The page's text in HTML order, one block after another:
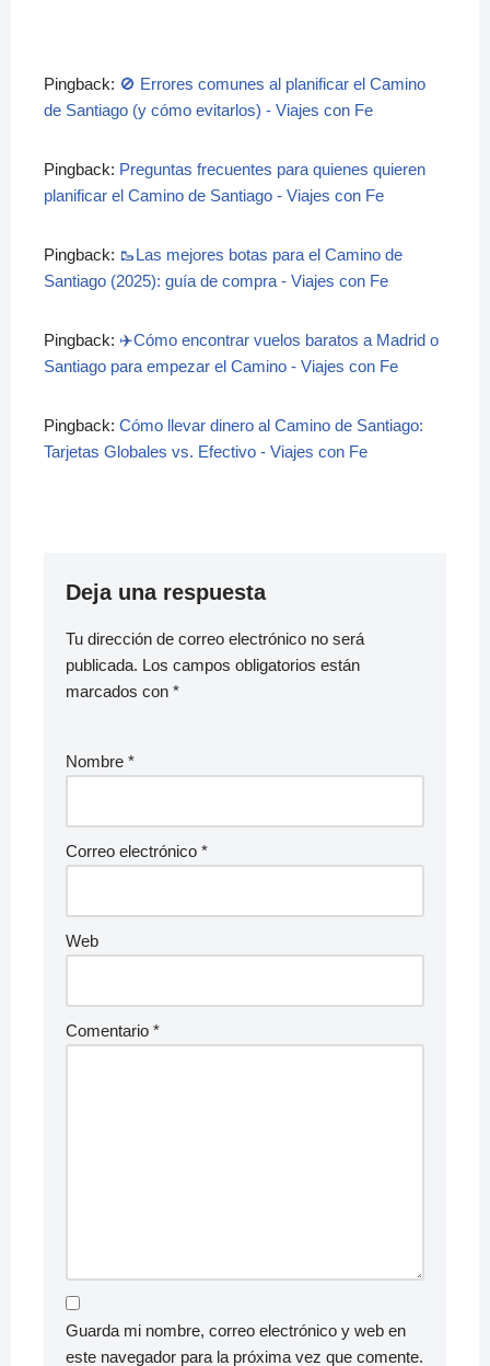
Pingback: 🚫 Errores comunes al planificar el Camino
de Santiago (y cómo evitarlos) - Viajes con Fe
Pingback: Preguntas frecuentes para quienes quieren
planificar el Camino de Santiago - Viajes con Fe
Pingback: 🥾Las mejores botas para el Camino de
Santiago (2025): guía de compra - Viajes con Fe
Pingback: ✈️Cómo encontrar vuelos baratos a Madrid o
Santiago para empezar el Camino - Viajes con Fe
Pingback: Cómo llevar dinero al Camino de Santiago:
Tarjetas Globales vs. Efectivo - Viajes con Fe
Deja una respuesta
Tu dirección de correo electrónico no será
publicada. Los campos obligatorios están
marcados con *
Nombre *
Correo electrónico *
Web
Comentario *
Guarda mi nombre, correo electrónico y web en
este navegador para la próxima vez que comente.